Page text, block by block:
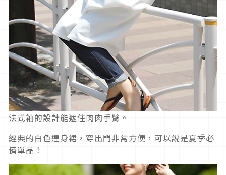
法式袖的設計能遮住肉肉手臂。
經典的白色連身裙，穿出門非常方便，可以說是夏季必
備單品！